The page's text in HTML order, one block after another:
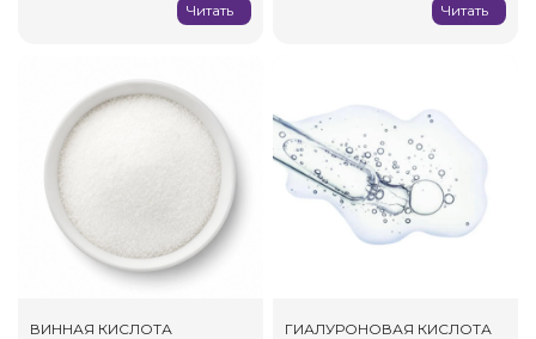
Читать Читать
ВИННАЯ КИСЛОТА ГИАЛУРОНОВАЯ КИСЛОТА